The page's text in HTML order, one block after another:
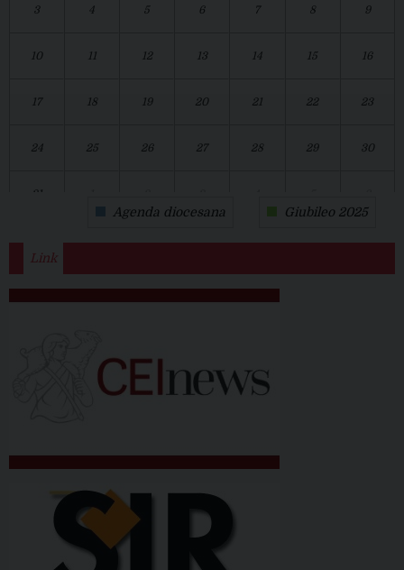
3 4 5 6 7 8 9
10 11 12 13 14 15 16
17 18 19 20 21 22 23
24 25 26 27 28 29 30
31
Agenda diocesana Giubileo 2025
Link